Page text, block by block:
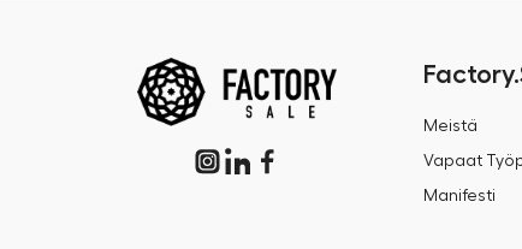
Meistä
Vapaat
Manifesti